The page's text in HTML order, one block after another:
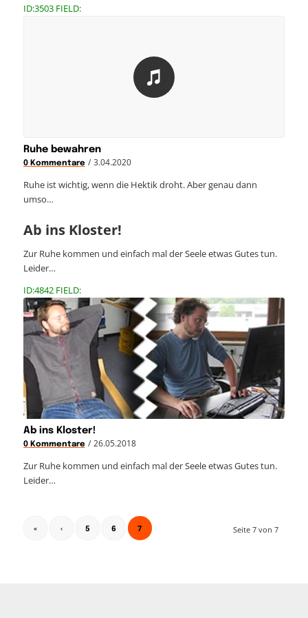
ID:3503 FIELD:
Ruhe bewahren
0 Kommentare / 3.04.2020
Ruhe ist wichtig, wenn die Hektik droht. Aber genau dann
umso…
Ab ins Kloster!
Zur Ruhe kommen und einfach mal der Seele etwas Gutes tun.
Leider…
ID:4842 FIELD:
Ab ins Kloster!
0 Kommentare / 26.05.2018
Zur Ruhe kommen und einfach mal der Seele etwas Gutes tun.
Leider…
Seite 7 von 7
« ‹ 5 6 7